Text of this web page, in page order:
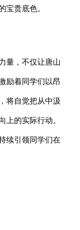
宝贵底色。
量，不仅让唐山
励着同学们以昂
将自觉把从中汲
上的实际行动。
续引领同学们在